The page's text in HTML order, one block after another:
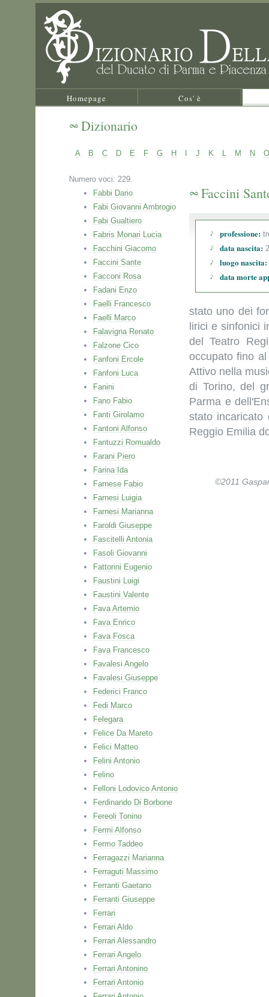
Homepage Cos' è
Dizionario
A B C D E F G H J K L M N O
Numero voci: 229.
Fabbi Dario
Fabi Giovanni Ambrogio
Fabi Gualtiero
Fabris Monari Lucia
Facchini Giacomo
Faccini Sante
Facconi Rosa
Fadani Enzo
Faelli Francesco
Faelli Marco
Falavigna Renato
Falzone Cico
Fanfoni Ercole
Fanfoni Luca
Fanini
Fano Fabio
Fanti Girolamo
Fantoni Alfonso
Fantuzzi Romualdo
Farani Piero
Farina Ida
Farnese Fabio
Farnesi Luigia
Farnesi Marianna
Faroldi Giuseppe
Fascitelli Antonia
Fasoli Giovanni
Fattorini Eugenio
Faustini Luigi
Faustini Valente
Fava Artemio
Fava Enrico
Fava Fosca
Fava Francesco
Favalesi Angelo
Favalesi Giuseppe
Federici Franco
Fedi Marco
Felegara
Felice Da Mareto
Felici Matteo
Felini Antonio
Felino
Felloni Lodovico Antonio
Ferdinando Di Borbone
Fereoli Tonino
Fermi Alfonso
Fermo Taddeo
Ferragazzi Marianna
Ferraguti Massimo
Ferranti Gaetano
Ferranti Giuseppe
Ferrari
Ferrari Aldo
Ferrari Alessandro
Ferrari Angelo
Ferrari Antonino
Ferrari Antonio
Faccini
professione:
data nascita:
luogo nascita:
data morte
stato uno dei
lirici e sinfonici
del Teatro
occupato fino
Attivo nella
di Torino, del
Parma e
stato incaricato
Reggio Emilia
©2011